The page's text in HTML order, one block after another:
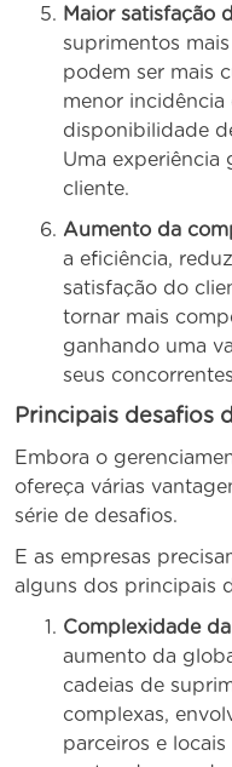
Maior satisfação
suprimentos
podem ser mais
menor
disponibilidade
Uma experiência
cliente.
Aumento da
a eficiência,
satisfação do
tornar mais
ganhando uma
seus
Principais desafios
Embora o
ofereça várias
série de desafios.
E as empresas
alguns dos principais
Complexidade
aumento da
cadeias de
complexas,
parceiros e